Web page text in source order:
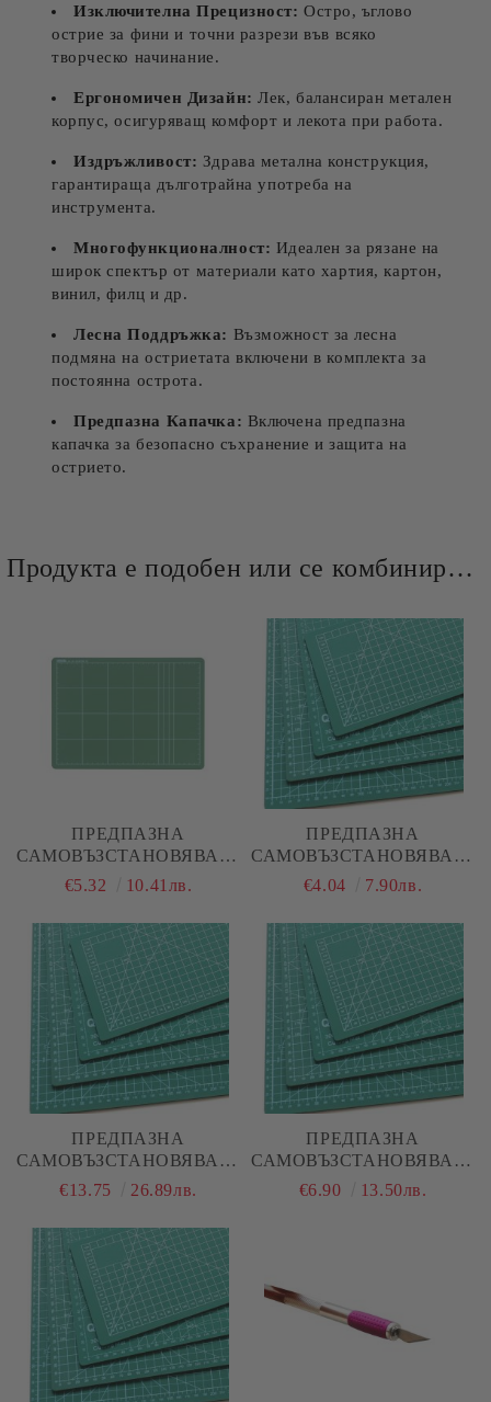
Изключителна Прецизност: Остро, ъглово
острие за фини и точни разрези във всяко
творческо начинание.
Ергономичен Дизайн: Лек, балансиран метален
корпус, осигуряващ комфорт и лекота при работа.
Издръжливост: Здрава метална конструкция,
гарантираща дълготрайна употреба на
инструмента.
Многофункционалност: Идеален за рязане на
широк спектър от материали като хартия, картон,
винил, филц и др.
Лесна Поддръжка: Възможност за лесна
подмяна на остриетата включени в комплекта за
постоянна острота.
Предпазна Капачка: Включена предпазна
капачка за безопасно съхранение и защита на
острието.
Продукта е подобен или се комбинира добре и със следните продукти :
ПРЕДПАЗНА
САМОВЪЗСТАНОВЯВАЩА
СЕ ПОДЛОЖКА ЗА
€5.32 10.41лв.
ПРЕДПАЗНА
САМОВЪЗСТАНОВЯВАЩА
СЕ ПОДЛОЖКА ЗА
€4.04 7.90лв.
ПРЕДПАЗНА
САМОВЪЗСТАНОВЯВАЩА
СЕ ПОДЛОЖКА ЗА
€13.75 26.89лв.
ПРЕДПАЗНА
САМОВЪЗСТАНОВЯВАЩА
СЕ ПОДЛОЖКА ЗА
€6.90 13.50лв.